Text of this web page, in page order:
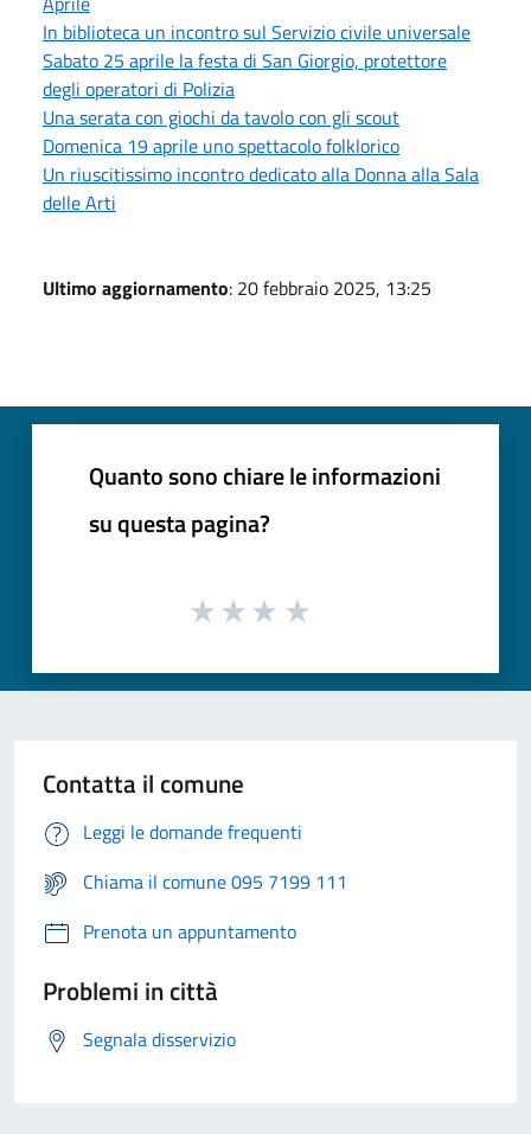
In biblioteca un incontro sul Servizio civile universale
Sabato 25 aprile la festa di San Giorgio, protettore
degli operatori di Polizia
Una serata con giochi da tavolo con gli scout
Domenica 19 aprile uno spettacolo folklorico
Un riuscitissimo incontro dedicato alla Donna alla Sala
delle Arti
Ultimo aggiornamento: 20 febbraio 2025, 13:25
Quanto sono chiare le informazioni
su questa pagina?
Contatta il comune
Leggi le domande frequenti
Chiama il comune 095 7199 111
Prenota un appuntamento
Problemi in città
Segnala disservizio